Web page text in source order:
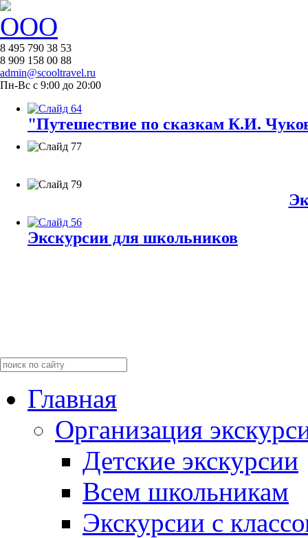
8 495 790 38 53
8 909 158 00 88
admin@scooltravel.ru
Пн-Вс с 9:00 до 20:00
"Путешествие по сказкам К.И.
Экскурсии для школьников
Главная
Организация
Детские экскурсии
Всем школьникам
Экскурсии c